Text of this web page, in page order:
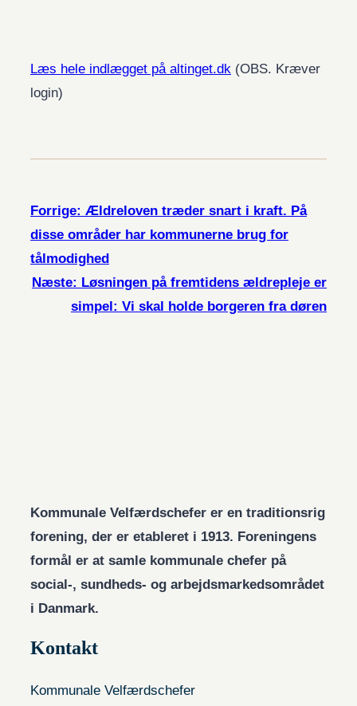
Læs hele indlægget på altinget.dk (OBS. Kræver
login)
Forrige: Ældreloven træder snart i kraft. På
disse områder har kommunerne brug for
tålmodighed
Næste: Løsningen på fremtidens ældrepleje er
simpel: Vi skal holde borgeren fra døren
Kommunale Velfærdschefer er en traditionsrig
forening, der er etableret i 1913. Foreningens
formål er at samle kommunale chefer på
social-, sundheds- og arbejdsmarkedsområdet
i Danmark.
Kontakt
Kommunale Velfærdschefer